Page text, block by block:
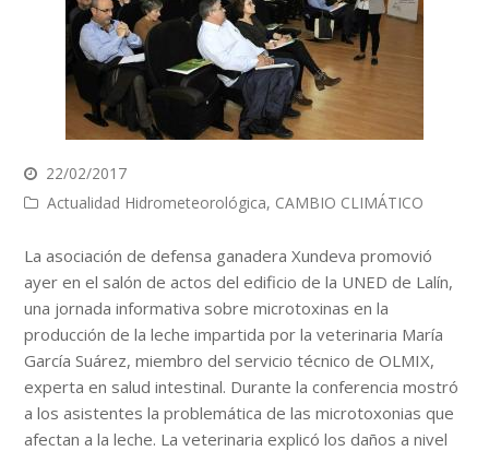
22/02/2017
Actualidad Hidrometeorológica, CAMBIO CLIMÁTICO
La asociación de defensa ganadera Xundeva promovió
ayer en el salón de actos del edificio de la UNED de Lalín,
una jornada informativa sobre microtoxinas en la
producción de la leche impartida por la veterinaria María
García Suárez, miembro del servicio técnico de OLMIX,
experta en salud intestinal. Durante la conferencia mostró
a los asistentes la problemática de las microtoxonias que
afectan a la leche. La veterinaria explicó los daños a nivel